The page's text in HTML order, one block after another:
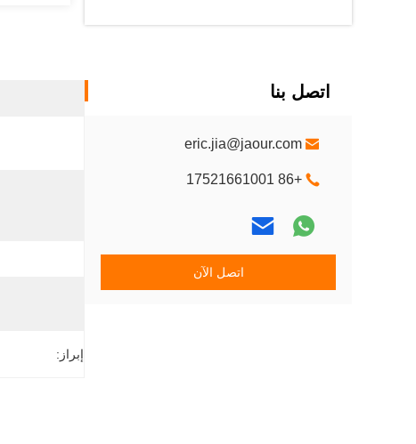
اتصل بنا
eric.jia@jaour.com
+86 17521661001
اتصل الآن
إبراز: